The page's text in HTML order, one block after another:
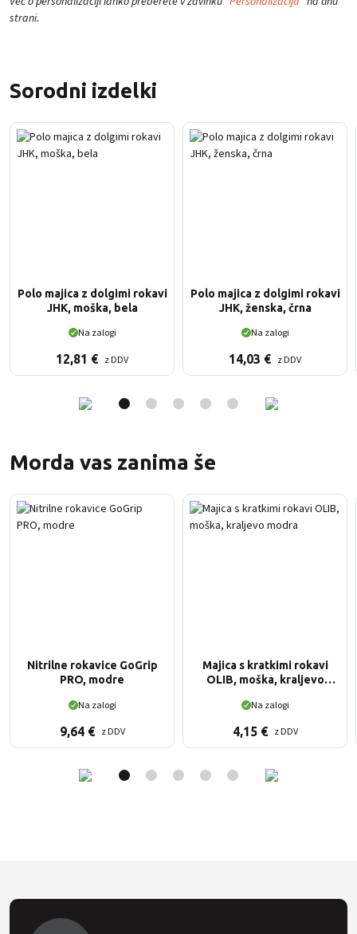
strani.
Sorodni izdelki
Polo majica z dolgimi rokavi
JHK, moška, bela
Na zalogi
12,81 € z DDV
Polo majica z dolgimi rokavi
JHK, ženska, črna
Na zalogi
14,03 € z DDV
Morda vas zanima še
Nitrilne rokavice GoGrip
PRO, modre
Na zalogi
9,64 € z DDV
Majica s kratkimi rokavi
OLIB, moška, kraljevo
Na zalogi
4,15 € z DDV